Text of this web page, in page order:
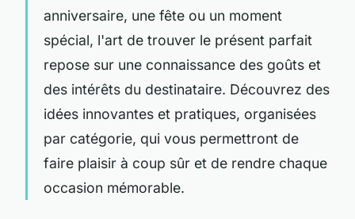
anniversaire, une fête ou un moment
spécial, l'art de trouver le présent parfait
repose sur une connaissance des goûts et
des intérêts du destinataire. Découvrez des
idées innovantes et pratiques, organisées
par catégorie, qui vous permettront de
faire plaisir à coup sûr et de rendre chaque
occasion mémorable.